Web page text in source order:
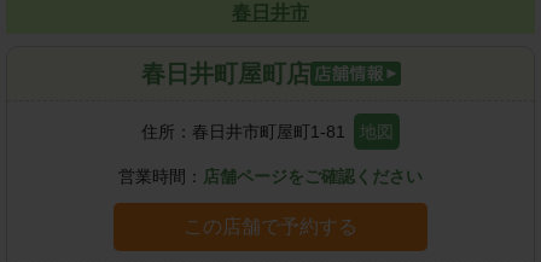
春日井市
春日井町屋町店
住所： 春日井市町屋町1-81 地図
営業時間： 店舗ページをご確認ください
この店舗で予約する